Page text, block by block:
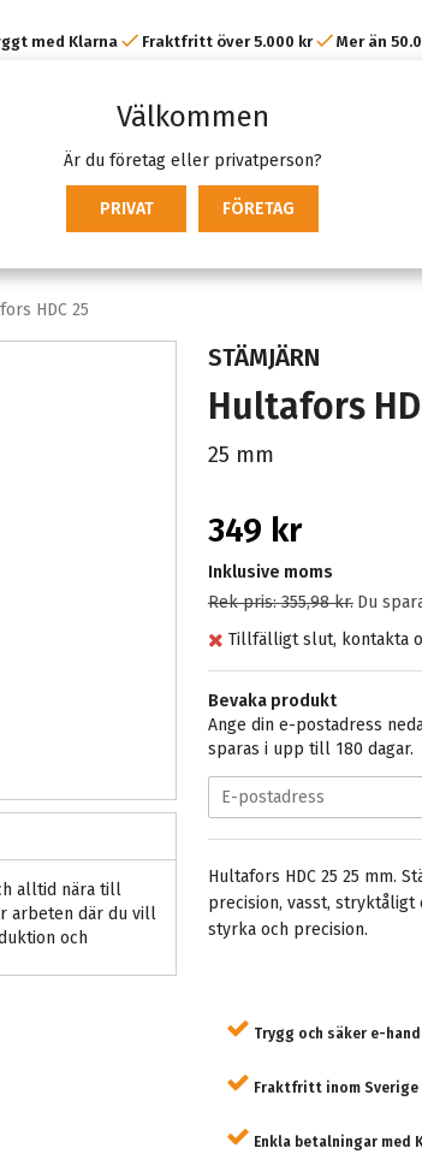
Välkommen
Är du företag eller privatperson?
PRIVAT FÖRETAG
med Klarna Fraktfritt över 5.000 kr Mer än
HDC 25
STÄMJÄRN
Hultafors
25 mm
349 kr
Inklusive moms
Rek pris:355,98 kr. Du
Tillfälligt slut, kontakta
Bevaka produkt
Ange din e-postadress
sparas i upp till 180 dagar.
Hultafors HDC 25 25 mm.
precision, vasst,
styrka och precision.
Trygg och säker e-
Fraktfritt inom
Enkla betalningar med
alltid nära till
arbeten där du vill
och